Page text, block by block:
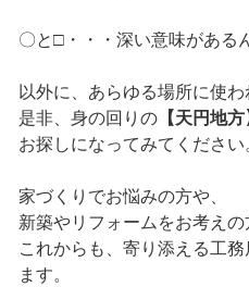
〇と□・・・深い意味がある
以外に、あらゆる場所に使わ
是非、身の回りの【天円地方
お探しになってみてください
家づくりでお悩みの方や、
新築やリフォームをお考えの
これからも、寄り添える工
ます。